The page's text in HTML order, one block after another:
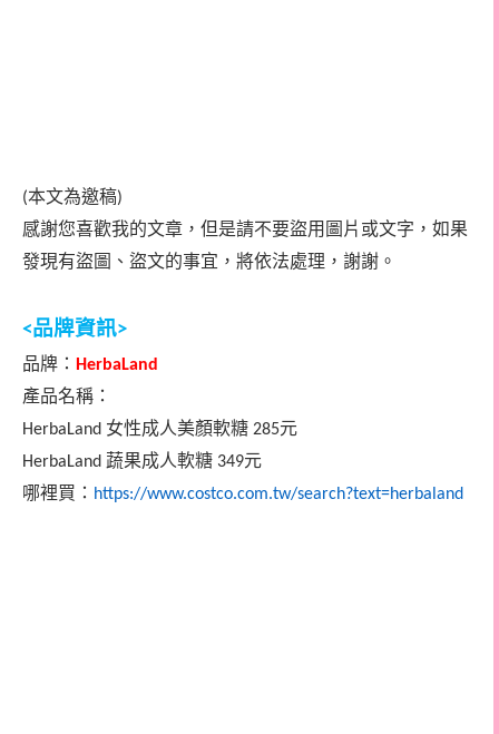
(本文為邀稿)
感謝您喜歡我的文章，但是請不要盜用圖片或文字，如果
發現有盜圖、盜文的事宜，將依法處理，謝謝。
<品牌資訊>
品牌： HerbaLand
產品名稱：
HerbaLand 女性成人美顏軟糖 285元
HerbaLand 蔬果成人軟糖 349元
哪裡買： https://www.costco.com.tw/search?text=herbaland